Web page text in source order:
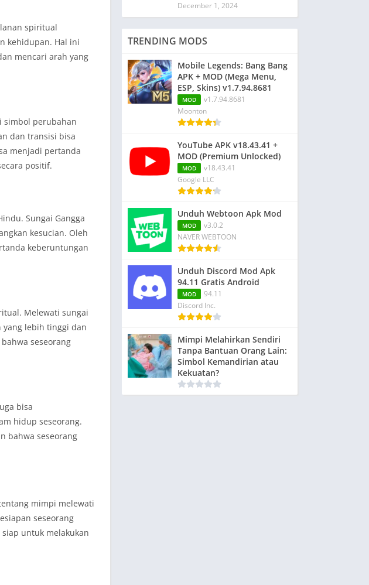
spiritual
kehidupan. Hal ini
mencari arah yang
simbol perubahan
dan transisi bisa
menjadi pertanda
positif.
Sungai Gangga
kesucian. Oleh
keberuntungan
Melewati sungai
lebih tinggi dan
seseorang
bisa
hidup seseorang.
bahwa seseorang
mimpi melewati
seseorang
untuk melakukan
December 1, 2024
TRENDING MODS
Mobile Legends: Bang Bang
APK + MOD (Mega Menu,
ESP, Skins) v1.7.94.8681
MOD
v1.7.94.8681
Moonton
YouTube APK v18.43.41 +
MOD (Premium Unlocked)
MOD
v18.43.41
Google LLC
Unduh Webtoon Apk Mod
MOD
v3.0.2
NAVER WEBTOON
Unduh Discord Mod Apk
94.11 Gratis Android
MOD
94.11
Discord Inc.
Mimpi Melahirkan Sendiri
Tanpa Bantuan Orang Lain:
Simbol Kemandirian atau
Kekuatan?